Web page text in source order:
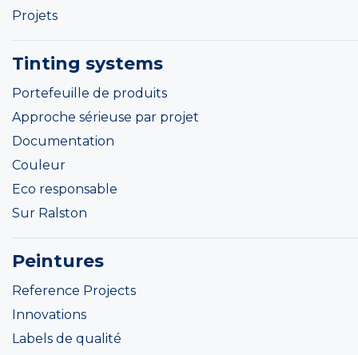
Projets
Tinting systems
Portefeuille de produits
Approche sérieuse par projet
Documentation
Couleur
Eco responsable
Sur Ralston
Peintures
Reference Projects
Innovations
Labels de qualité